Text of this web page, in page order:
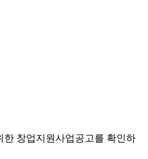
한 창업지원사업공고를 확인하